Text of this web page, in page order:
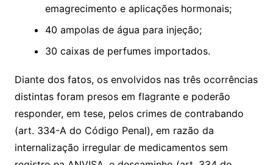
emagrecimento e aplicações hormonais;
40 ampolas de água para injeção;
30 caixas de perfumes importados.
Diante dos fatos, os envolvidos nas três ocorrências
distintas foram presos em flagrante e poderão
responder, em tese, pelos crimes de contrabando
(art. 334-A do Código Penal), em razão da
internalização irregular de medicamentos sem